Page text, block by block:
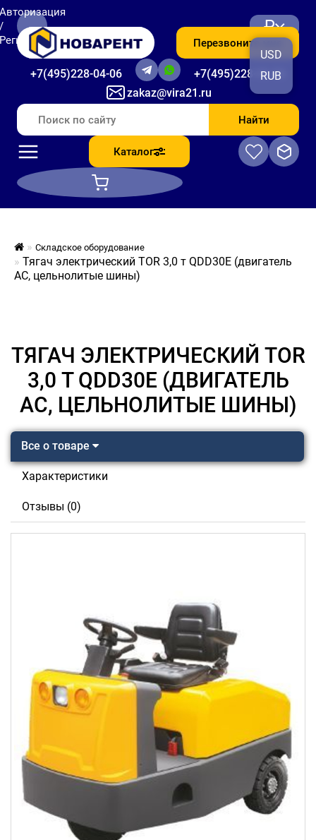
zakaz@vira21.ru
+7(495)228-04-06 +7(495)228-06-56
Перезвоните мне
₽
USD
RUB
Найти
Каталог
Складское оборудование
Тягач электрический TOR 3,0 т QDD30E (двигатель
AC, цельнолитые шины)
ТЯГАЧ ЭЛЕКТРИЧЕСКИЙ TOR
3,0 Т QDD30E (ДВИГАТЕЛЬ
AC, ЦЕЛЬНОЛИТЫЕ ШИНЫ)
Все о товаре
Характеристики
Отзывы (0)